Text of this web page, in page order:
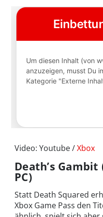
Video: Youtube /Xbox
Death’s
PC)
Statt Death Squared
Xbox Game Pass den